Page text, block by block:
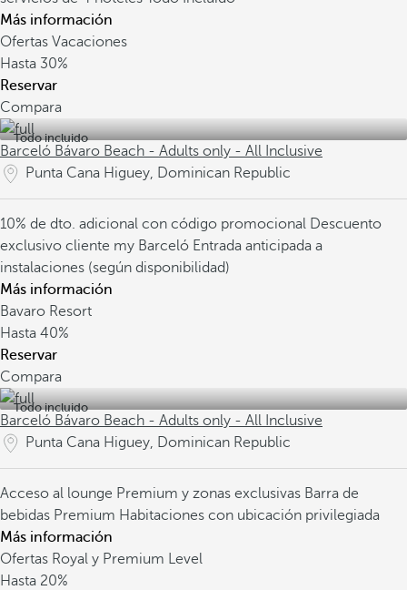
Más información
Ofertas Vacaciones
Hasta 30%
Reservar
Compara
Todo incluido
Barceló Bávaro Beach - Adults only - All Inclusive
Punta Cana Higuey, Dominican Republic
10% de dto. adicional con código promocional Descuento
exclusivo cliente my Barceló Entrada anticipada a
instalaciones (según disponibilidad)
Más información
Bavaro Resort
Hasta 40%
Reservar
Compara
Todo incluido
Barceló Bávaro Beach - Adults only - All Inclusive
Punta Cana Higuey, Dominican Republic
Acceso al lounge Premium y zonas exclusivas Barra de
bebidas Premium Habitaciones con ubicación privilegiada
Más información
Ofertas Royal y Premium Level
Hasta 20%